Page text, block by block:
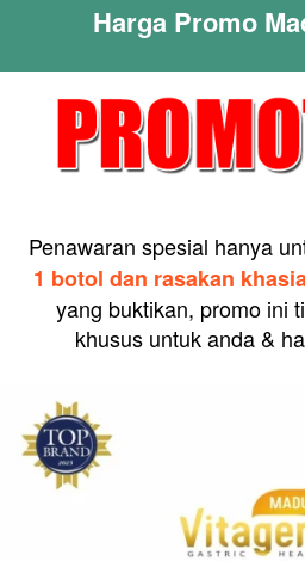
Harga Promo
Penawaran spesial hanya
1 botol dan rasakan
yang buktikan, promo ini
khusus untuk anda &